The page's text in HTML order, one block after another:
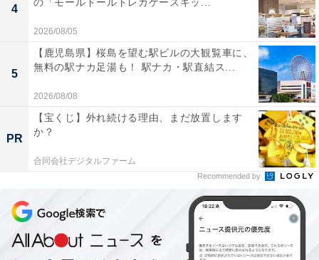
4
2026/08/05
5
【鹿児島県】桜島を望む駅ビルの大観覧車に、
無料の駅ナカ足湯も！ 駅ナカ・駅直結ス...
2026/08/08
PR
【宝くじ】外れ続ける理由、まだ放置します
か？
合同会社デジタルファーム
Recommended by